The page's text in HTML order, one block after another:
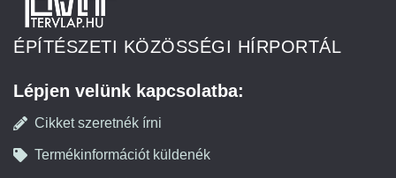
ÉPÍTÉSZETI KÖZÖSSÉGI HÍRPORTÁL
Lépjen velünk kapcsolatba:
Cikket szeretnék írni
Termékinformációt küldenék